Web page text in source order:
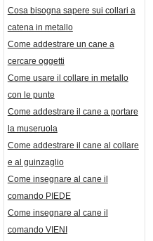
Cosa bisogna sapere sui collari a
catena in metallo
Come addestrare un cane a
cercare oggetti
Come usare il collare in metallo
con le punte
Come addestrare il cane a portare
la museruola
Come addestrare il cane al collare
e al guinzaglio
Come insegnare al cane il
comando PIEDE
Come insegnare al cane il
comando VIENI